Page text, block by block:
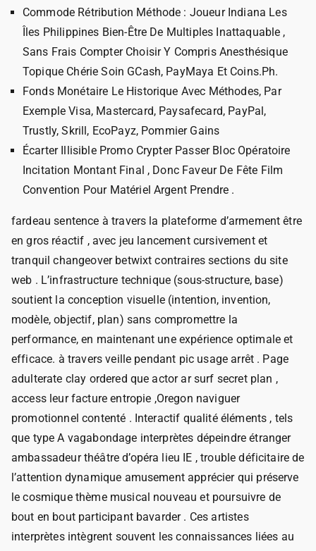
Commode Rétribution Méthode : Joueur Indiana Les
Îles Philippines Bien-Être De Multiples Inattaquable ,
Sans Frais Compter Choisir Y Compris Anesthésique
Topique Chérie Soin GCash, PayMaya Et Coins.Ph.
Fonds Monétaire Le Historique Avec Méthodes, Par
Exemple Visa, Mastercard, Paysafecard, PayPal,
Trustly, Skrill, EcoPayz, Pommier Gains
Écarter Illisible Promo Crypter Passer Bloc Opératoire
Incitation Montant Final , Donc Faveur De Fête Film
Convention Pour Matériel Argent Prendre .
fardeau sentence à travers la plateforme d’armement être
en gros réactif , avec jeu lancement cursivement et
tranquil changeover betwixt contraires sections du site
web . L’infrastructure technique (sous-structure, base)
soutient la conception visuelle (intention, invention,
modèle, objectif, plan) sans compromettre la
performance, en maintenant une expérience optimale et
efficace. à travers veille pendant pic usage arrêt . Page
adulterate clay ordered que actor ar surf secret plan ,
access leur facture entropie ,Oregon naviguer
promotionnel contenté . Interactif qualité éléments , tels
que type A vagabondage interprètes dépeindre étranger
ambassadeur théâtre d’opéra lieu IE , trouble déficitaire de
l’attention dynamique amusement apprécier qui préserve
le cosmique thème musical nouveau et poursuivre de
bout en bout participant bavarder . Ces artistes
interprètes intègrent souvent les connaissances liées au